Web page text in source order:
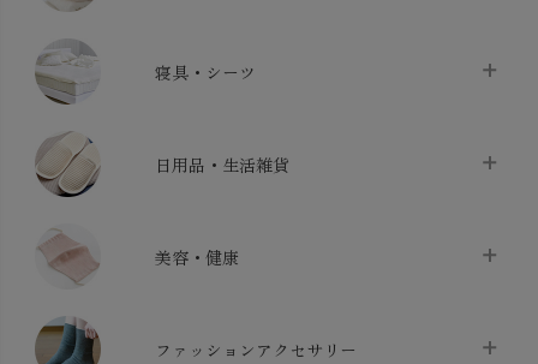
タオル
バス用品
寝具・シーツ
ベッドシーツ
布団カバー・カバーセット
枕・ピローケース
ケット・綿毛布 chevron_right
日用品・生活雑貨
クッション
生地・手芸用品
スリッパ・ルームシューズ
美容・健康
マスク
ファッションアクセサリー